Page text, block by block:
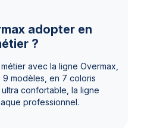
adopter en
?
avec la ligne Overmax,
modèles, en 7 coloris
confortable, la ligne
professionnel.